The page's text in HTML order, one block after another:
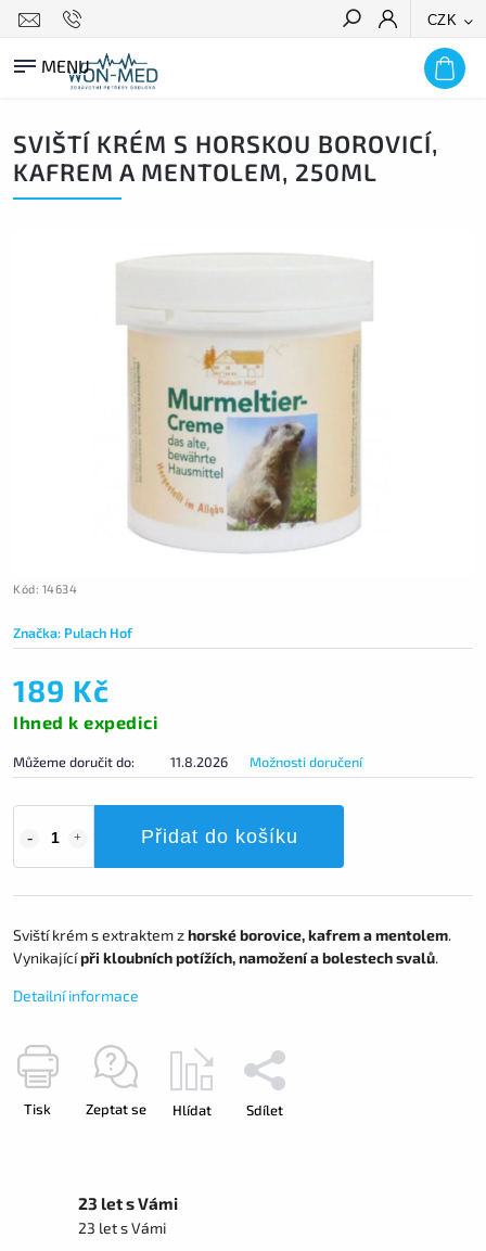
CZK
HLEDAT
SVIŠTÍ KRÉM S HORSKOU BOROVICÍ,
KAFREM A MENTOLEM, 250ML
Kód: 14634
Značka: Pulach Hof
189 Kč
Ihned k expedici
Můžeme doručit do: 11.8.2026 Možnosti doručení
Přidat do košíku
Sviští krém s extraktem zhorské borovice, kafrem a mentolem.
Vynikajícípři kloubních potížích, namožení a bolestech svalů.
Detailní informace
Tisk Zeptat se Hlídat Sdílet
23 let s Vámi
23 let s Vámi